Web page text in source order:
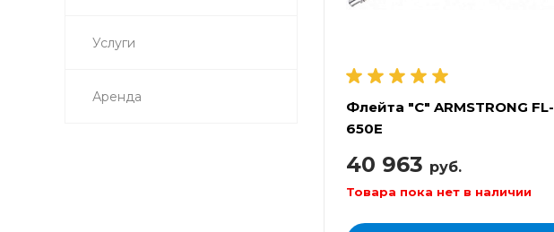
Услуги
Аренда
Флейта "C" ARMSTRONG FL-
650E
40 963 руб.
Товара пока нет в наличии